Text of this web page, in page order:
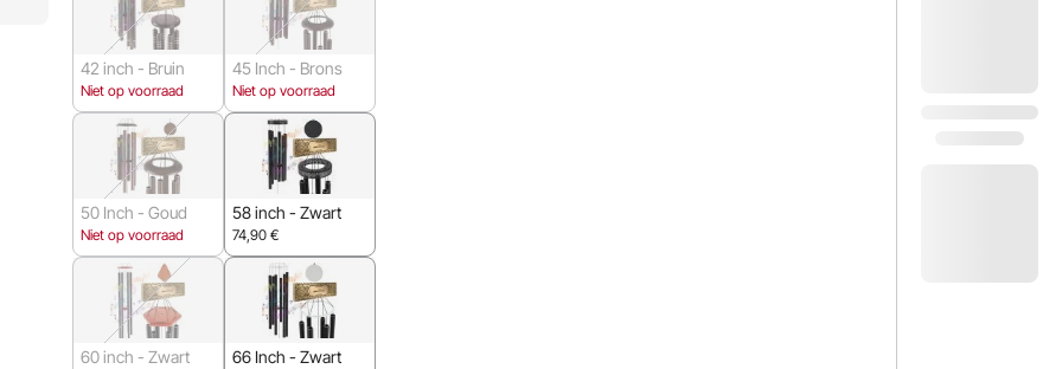
42 inch - Bruin
Niet op voorraad
45 Inch - Brons
Niet op voorraad
50 Inch - Goud
Niet op voorraad
58 inch - Zwart
74,90 €
60 inch - Zwart 66 Inch - Zwart